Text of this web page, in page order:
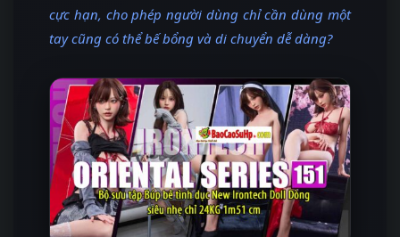
cực hạn, cho phép người dùng chỉ cần dùng một
tay cũng có thể bế bổng và di chuyển dễ dàng?